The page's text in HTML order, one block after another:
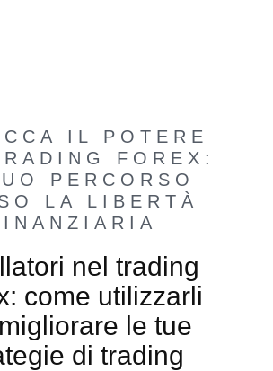
IL POTERE
FOREX:
PERCORSO
LA LIBERTÀ
nel trading
come utilizzarli
le tue
di trading